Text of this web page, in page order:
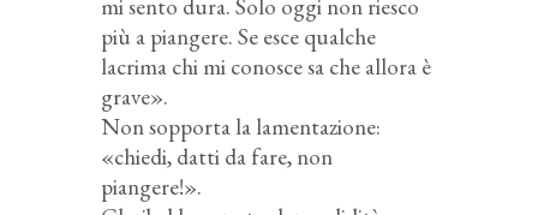
mi sento dura. Solo oggi non riesco
più a piangere. Se esce qualche
lacrima chi mi conosce sa che allora è
grave».
Non sopporta la lamentazione:
«chiedi, datti da fare, non
piangere!».